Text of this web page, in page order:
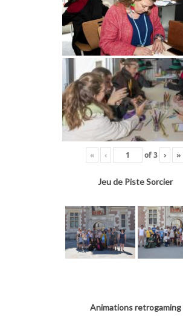
« ‹ of3 › »
Jeu de Piste Sorcier
Animations retrogaming